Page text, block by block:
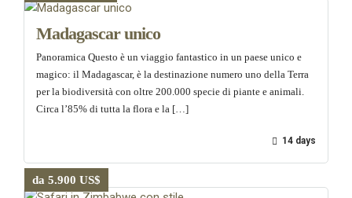
Madagascar unico
Panoramica Questo è un viaggio fantastico in un paese unico e
magico: il Madagascar, è la destinazione numero uno della Terra
per la biodiversità con oltre 200.000 specie di piante e animali.
Circa l’85% di tutta la flora e la […]
14 days
da 5.900 US$